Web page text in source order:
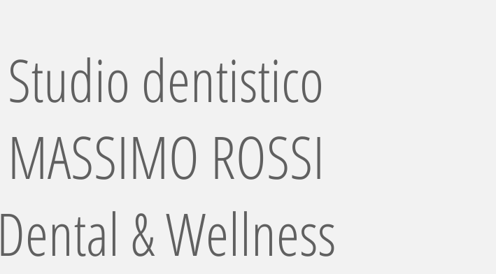
Studio dentistico
MASSIMO ROSSI
Dental & Wellness